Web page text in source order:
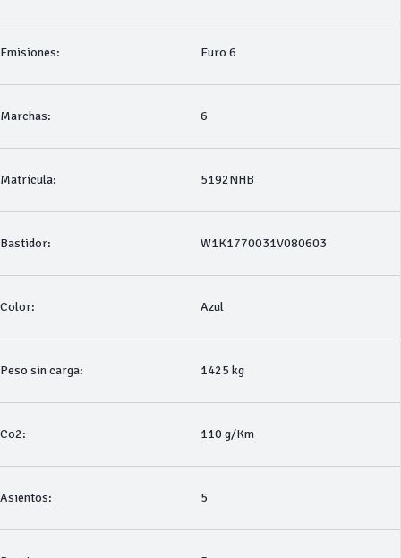
Emisiones: Euro 6
Marchas: 6
Matrícula: 5192NHB
Bastidor: W1K1770031V080603
Color: Azul
Peso sin carga: 1425 kg
Co2: 110 g/Km
Asientos: 5